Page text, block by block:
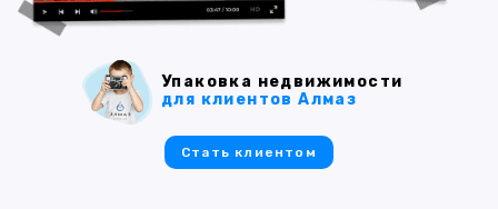
Упаковка недвижимости
для клиентов Алмаз
Стать клиентом